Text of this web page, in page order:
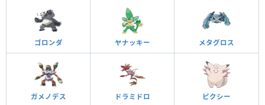
ゴロンダ ヤナッキー メタグロス
ガメノデス ドラミドロ ピクシー